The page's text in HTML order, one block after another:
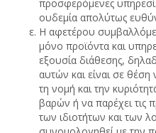
προσφερόμενες
ουδεμία απολύτως
Η αφετέρου
μόνο προϊόντα και
εξουσία διάθεσης,
αυτών και είναι σε
τη νομή και την
βαρών ή να παρέχει τις
των ιδιοτήτων και των